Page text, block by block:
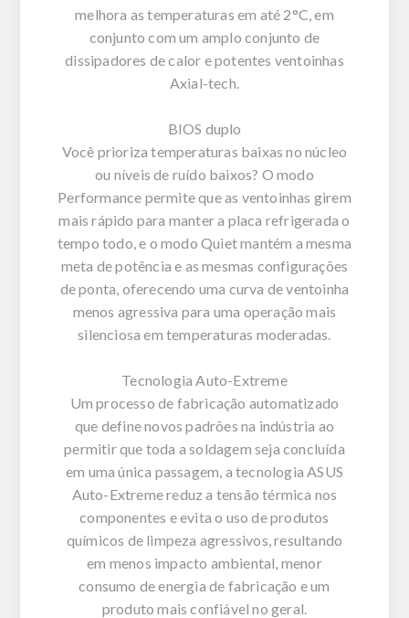
melhora as temperaturas em até 2°C, em
conjunto com um amplo conjunto de
dissipadores de calor e potentes ventoinhas
Axial-tech.
BIOS duplo
Você prioriza temperaturas baixas no núcleo
ou níveis de ruído baixos? O modo
Performance permite que as ventoinhas girem
mais rápido para manter a placa refrigerada o
tempo todo, e o modo Quiet mantém a mesma
meta de potência e as mesmas configurações
de ponta, oferecendo uma curva de ventoinha
menos agressiva para uma operação mais
silenciosa em temperaturas moderadas.
Tecnologia Auto-Extreme
Um processo de fabricação automatizado
que define novos padrões na indústria ao
permitir que toda a soldagem seja concluída
em uma única passagem, a tecnologia ASUS
Auto-Extreme reduz a tensão térmica nos
componentes e evita o uso de produtos
químicos de limpeza agressivos, resultando
em menos impacto ambiental, menor
consumo de energia de fabricação e um
produto mais confiável no geral.